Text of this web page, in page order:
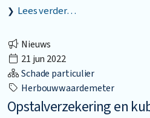
Lees verder…
Nieuws
21 jun 2022
Schade particulier
Herbouwwaardemeter
Opstalverzekering en